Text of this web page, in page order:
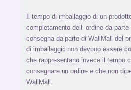
Il tempo di imballaggio di un
completamento dell’ ordine da
consegna da parte di WallMall del
di imballaggio non devono essere
che rappresentano invece il tempo
consegnare un ordine e che non
WallMall.